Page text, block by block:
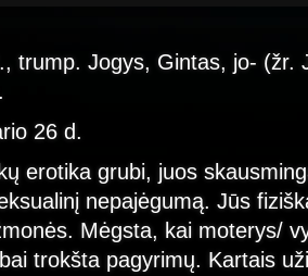
trump. Jogys, Gintas, jo- (žr.
26 d.
erotika grubi, juos
nepajėgumą. Jūs
Mėgsta, kai moterys/
trokšta pagyrimų. Kartais